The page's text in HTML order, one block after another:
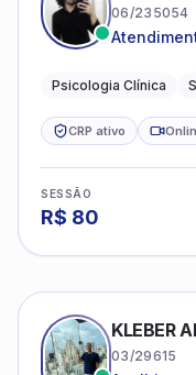
06/235054
Psicologia Clínica
CRP ativo
SESSÃO
R$ 80
KLEBER
03/29615